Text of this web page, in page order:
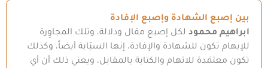
بين إصبع الشهادة وإصبع الإفادة
ابراهيم محمود لكل إصبع مقال ودلالة، وتلك المجاوِرة
للإبهام تكون للشهادة والإفادة، إنها السبّابة أيضاً، وكذلك
تكون معتمَدة للاتهام والكتابة بالمقابل، ويعني ذلك أن أي